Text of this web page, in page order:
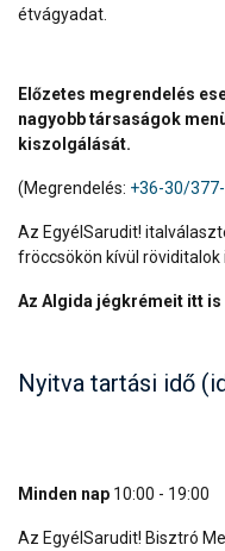
étvágyadat.
Előzetes megrendelés
nagyobb társaságok
kiszolgálását.
(Megrendelés: +36-30/
Az EgyélSarudit!
fröccsökön kívül röviditalok
Az Algida jégkrémeit itt
Nyitva tartási idő
Minden nap 10:00 - 19:00
Az EgyélSarudit! Bisztró